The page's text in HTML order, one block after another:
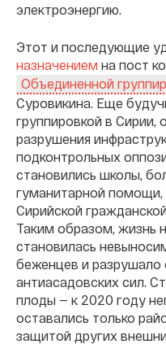
электроэнергию.
Этот и последующие
назначением на пост
Объединенной
Суровикина. Еще
группировкой в Сирии,
разрушения
подконтрольных
становились школы,
гуманитарной помощи,
Сирийской
Таким образом, жизнь
становилась
беженцев и разрушало
антиасадовских сил.
плоды — к 2020 году
оставались только
защитой других